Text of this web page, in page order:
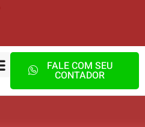
FALE COM SEU
CONTADOR